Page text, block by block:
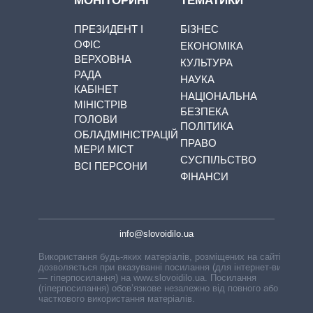
ПРЕЗИДЕНТ І
ОФІС
ВЕРХОВНА
РАДА
КАБІНЕТ
МІНІСТРІВ
ГОЛОВИ
ОБЛАДМІНІСТРАЦІЙ
МЕРИ МІСТ
ВСІ ПЕРСОНИ
БІЗНЕС
ЕКОНОМІКА
КУЛЬТУРА
НАУКА
НАЦІОНАЛЬНА
БЕЗПЕКА
ПОЛІТИКА
ПРАВО
СУСПІЛЬСТВО
ФІНАНСИ
info@slovoidilo.ua
Використання будь-яких матеріалів, розміщених на сайті,
дозволяється при вказуванні посилання (для інтернет-видань
— гіперпосилання) на www.slovoidilo.ua. Посилання
(гіперпосилання) обов’язкове незалежно від повного або
часткового використання матеріалів.